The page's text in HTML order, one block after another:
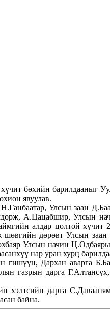
бөхийн барилдааныг
явуулав.
Улсын заан
А.Цацабшир, Улсын
алдар цолтой хүчит
дөрөвт Улсын
Улсын начин
нар уран хурц
Дархан аварга
газрын дарга
дарга
байна.